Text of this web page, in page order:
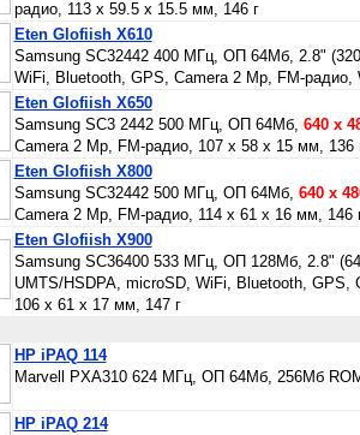
радио, 113 x 59.5 x 15.5 мм, 146 г
Eten Glofiish X610
Samsung SC32442 400 МГц, ОП 64Мб, 2.8"
WiFi, Bluetooth, GPS, Camera 2 Mp, FM-
Eten Glofiish X650
Samsung SC3 2442 500 МГц, ОП 64Мб, 640 х
Camera 2 Mp, FM-радио, 107 x 58 x 15 мм, 136
Eten Glofiish X800
Samsung SC32442 500 МГц, ОП 64Мб, 640 х
Camera 2 Mp, FM-радио, 114 x 61 x 16 мм, 146
Eten Glofiish X900
Samsung SC36400 533 МГц, ОП 128Мб, 2.8"
UMTS/HSDPA, microSD, WiFi, Bluetooth, GPS,
106 x 61 x 17 мм, 147 г
HP iPAQ 114
Marvell PXA310 624 МГц, ОП 64Мб, 256Mб
HP iPAQ 214